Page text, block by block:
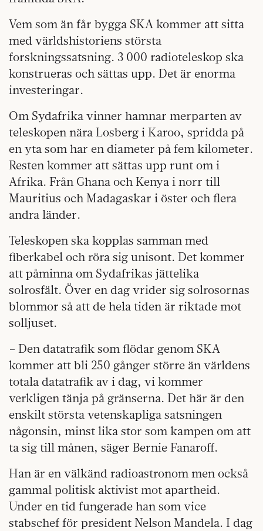
Vem som än får bygga SKA kommer att sitta
med världshistoriens största
forskningssatsning. 3 000 radioteleskop ska
konstrueras och sättas upp. Det är enorma
investeringar.
Om Sydafrika vinner hamnar merparten av
teleskopen nära Losberg i Karoo, spridda på
en yta som har en diameter på fem kilometer.
Resten kommer att sättas upp runt om i
Afrika. Från Ghana och Kenya i norr till
Mauritius och Madagaskar i öster och flera
andra länder.
Teleskopen ska kopplas samman med
fiberkabel och röra sig unisont. Det kommer
att påminna om Sydafrikas jättelika
solrosfält. Över en dag vrider sig solrosornas
blommor så att de hela tiden är riktade mot
solljuset.
– Den datatrafik som flödar genom SKA
kommer att bli 250 gånger större än världens
totala datatrafik av i dag, vi kommer
verkligen tänja på gränserna. Det här är den
enskilt största vetenskapliga satsningen
någonsin, minst lika stor som kampen om att
ta sig till månen, säger Bernie Fanaroff.
Han är en välkänd radioastronom men också
gammal politisk aktivist mot apart­heid.
Under en tid fungerade han som vice
stabschef för president Nelson Mandela. I dag